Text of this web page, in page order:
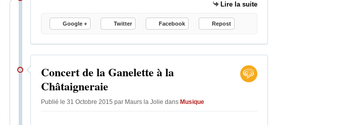
Lire la suite
Google + Twitter Facebook Repost
Concert de la Ganelette à la
Châtaigneraie
Publié le 31 Octobre 2015 par Maurs la Jolie dans Musique